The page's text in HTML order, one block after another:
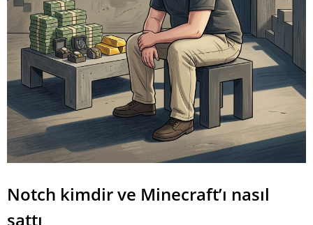
Notch kimdir ve Minecraft’ı nasıl
sattı